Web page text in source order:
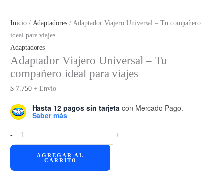
Inicio / Adaptadores / Adaptador Viajero Universal – Tu compañero
ideal para viajes
Adaptadores
Adaptador Viajero Universal – Tu
compañero ideal para viajes
$ 7.750 + Envío
Hasta 12 pagos sin tarjeta con Mercado Pago.
Saber más
-
Adaptador
Viajero
Universal
+
AGREGAR AL
CARRITO